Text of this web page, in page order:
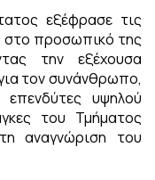
εξέφρασε τις
στο προσωπικό της
την εξέχουσα
τον συνάνθρωπο,
υψηλού
του Τμήματος
αναγνώριση του